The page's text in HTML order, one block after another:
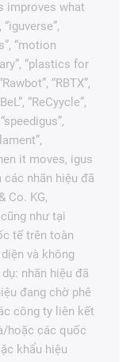
improves what
“iguverse”,
“motion
“plastics for
“RBTX”,
“ReCyycle”,
it moves, igus
các nhãn hiệu đã
Co. KG,
như tại
tế trên toàn
và không
nhãn hiệu đã
đang chờ phê
công ty liên kết
hoặc các quốc
khẩu hiệu